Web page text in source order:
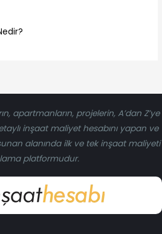
apartmanların, projelerin, A’dan Z’ye
inşaat maliyet hesabını yapan ve
alanında ilk ve tek inşaat maliyeti
platformudur.